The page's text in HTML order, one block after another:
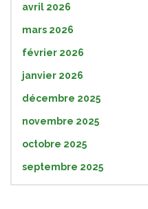
avril 2026
mars 2026
février 2026
janvier 2026
décembre 2025
novembre 2025
octobre 2025
septembre 2025